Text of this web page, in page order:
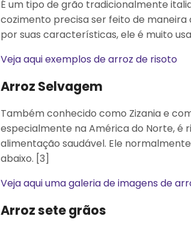
É um tipo de grão tradicionalmente
cozimento precisa ser feito de maneira
por suas características, ele é muito
Veja aqui exemplos de arroz de risoto
Arroz Selvagem
Também conhecido como Zizania e
especialmente na América do Norte, é
alimentação saudável. Ele
abaixo. [3]
Veja aqui uma galeria de imagens de
Arroz sete grãos